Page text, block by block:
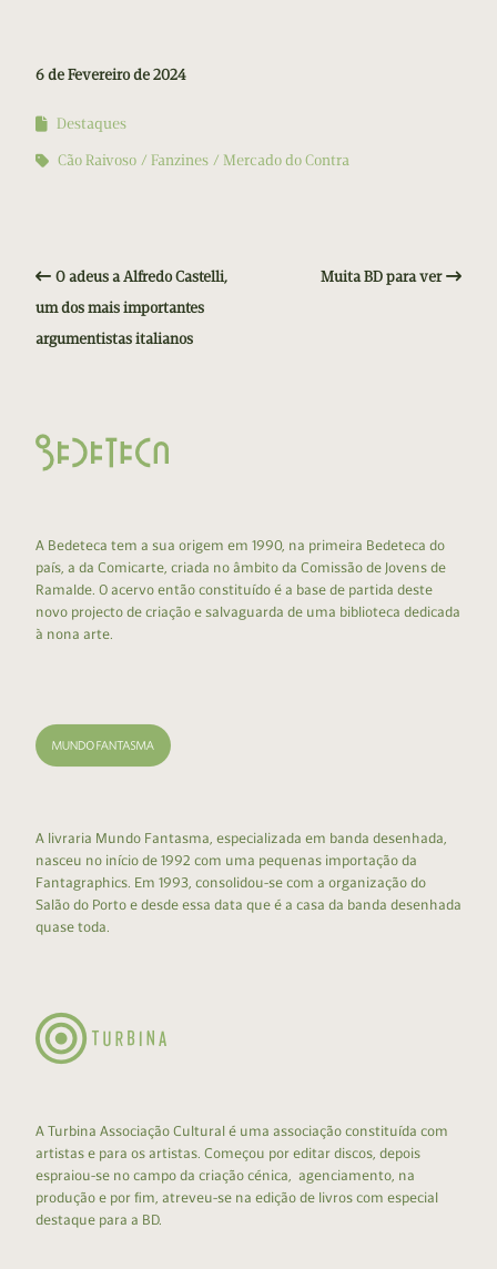
6 de Fevereiro de 2024
Destaques
Cão Raivoso
Fanzines Mercado do Contra
O adeus a Alfredo Castelli,
um dos mais importantes
argumentistas italianos
Muita BD para ver
A Bedeteca tem a sua origem em 1990, na primeira Bedeteca do
país, a da Comicarte, criada no âmbito da Comissão de Jovens de
Ramalde. O acervo então constituído é a base de partida deste
novo projecto de criação e salvaguarda de uma biblioteca dedicada
à nona arte.
A livraria Mundo Fantasma, especializada em banda desenhada,
nasceu no início de 1992 com uma pequenas importação da
Fantagraphics. Em 1993, consolidou-se com a organização do
Salão do Porto e desde essa data que é a casa da banda desenhada
quase toda.
A Turbina Associação Cultural é uma associação constituída com
artistas e para os artistas. Começou por editar discos, depois
espraiou-se no campo da criação cénica, agenciamento, na
produção e por fim, atreveu-se na edição de livros com especial
destaque para a BD.